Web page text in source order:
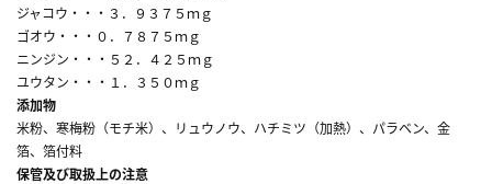
ジャコウ・・・３．９３７５ｍｇ
ゴオウ・・・０．７８７５ｍｇ
ニンジン・・・５２．４２５ｍｇ
ユウタン・・・１．３５０ｍｇ
添加物
米粉、寒梅粉（モチ米）、リュウノウ、ハチミツ（加熱）、パラベン、金
箔、箔付料
保管及び取扱上の注意